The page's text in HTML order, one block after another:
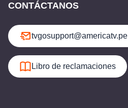
CONTÁCTANOS
tvgosupport@americatv.pe
Libro de reclamaciones